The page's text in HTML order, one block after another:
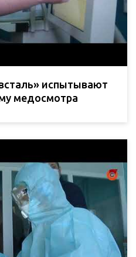
испытывают
медосмотра